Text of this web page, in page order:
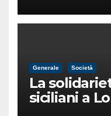
Generale Società
La
siciliani a
il valore e la